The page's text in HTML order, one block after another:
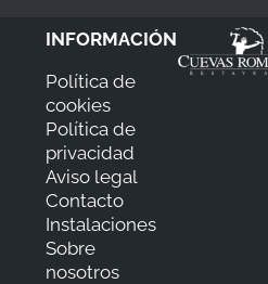
INFORMACIÓN
Política de
cookies
Política de
privacidad
Aviso legal
Contacto
Instalaciones
Sobre
nosotros